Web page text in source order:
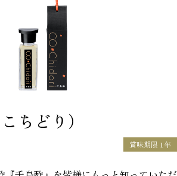
ちどり）
賞味期限 1年